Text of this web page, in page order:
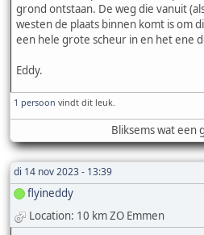
grond ontstaan. De weg die vanuit
westen de plaats binnen komt is om
een hele grote scheur in en het ene
Eddy.
1 persoon vindt dit leuk.
Bliksems wat een
di 14 nov 2023 - 13:39
flyineddy
Location: 10 km ZO Emmen